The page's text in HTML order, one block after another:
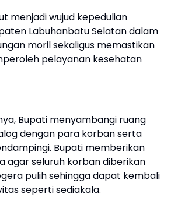
menjadi wujud kepedulian
Labuhanbatu Selatan dalam
moril sekaligus memastikan
pelayanan kesehatan
Bupati menyambangi ruang
dengan para korban serta
Bupati memberikan
agar seluruh korban diberikan
pulih sehingga dapat kembali
seperti sediakala.